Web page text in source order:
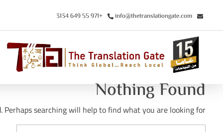
info@thetranslationgate.com
+971 55 649 3134
Nothing Found
searching will help to find what you are looking for.